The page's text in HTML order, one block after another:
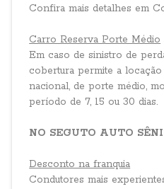
Confira mais detalhes em
Carro Reserva Porte Médio
Em caso de sinistro de
cobertura permite a
nacional, de porte médio,
período de 7, 15 ou 30 dias.
NO SEGUTO AUTO
Desconto na franquia
Condutores mais